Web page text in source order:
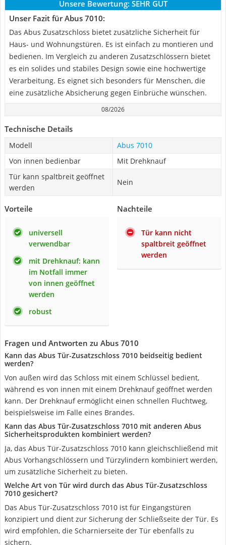
Unsere Bewertung: SEHR GUT
Unser Fazit für Abus 7010:
Das Abus Zusatzschloss bietet zusätzliche Sicherheit für
Haus- und Wohnungstüren. Es ist einfach zu montieren und
bedienen. Im Vergleich zu anderen Zusatzschlössern bietet
es ein solides und stabiles Design sowie eine hochwertige
Verarbeitung. Es eignet sich besonders für Menschen, die
eine zusätzliche Absicherung gegen Einbrüche wünschen.
08/2026
Technische Details
Modell
Abus 7010
Von innen bedienbar
Mit Drehknauf
Tür kann spaltbreit geöffnet
werden
Nein
Vorteile
universell
verwendbar
mit Drehknauf: kann
im Notfall immer
von innen geöffnet
werden
robust
Nachteile
Tür kann nicht
spaltbreit geöffnet
werden
Fragen und Antworten zu Abus 7010
Kann das Abus Tür-Zusatzschloss 7010 beidseitig bedient
werden?
Von außen wird das Schloss mit einem Schlüssel bedient,
während es von innen mit einem Drehknauf geöffnet werden
kann. Der Drehknauf ermöglicht einen schnellen Fluchtweg,
beispielsweise im Falle eines Brandes.
Kann das Abus Tür-Zusatzschloss 7010 mit anderen Abus
Sicherheitsprodukten kombiniert werden?
Ja, das Abus Tür-Zusatzschloss 7010 kann gleichschließend mit
Abus Vorhangschlössern und Türzylindern kombiniert werden,
um zusätzliche Sicherheit zu bieten.
Welche Art von Tür wird durch das Abus Tür-Zusatzschloss
7010 gesichert?
Das Abus Tür-Zusatzschloss 7010 ist für Eingangstüren
konzipiert und dient zur Sicherung der Schließseite der Tür. Es
wird empfohlen, die Scharnierseite der Tür ebenfalls zu
sichern.